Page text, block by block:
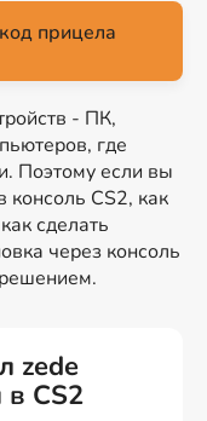
прицела
- ПК,
где
Поэтому если вы
консоль CS2, как
сделать
через консоль
zede
в CS2